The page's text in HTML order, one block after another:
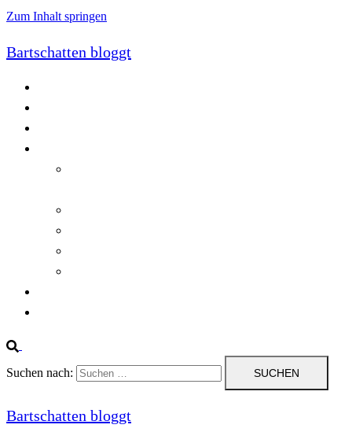
Zum Inhalt springen
Bartschatten bloggt
Suchen nach:
Bartschatten bloggt